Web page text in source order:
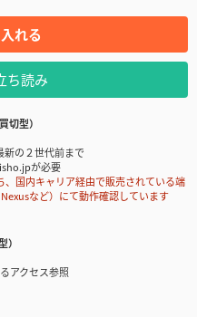
れる
ち読み
切型）
の２世代前まで
が必要
国内キャリア経由で販売されている端
など）にて動作確認しています
）
アクセス参照